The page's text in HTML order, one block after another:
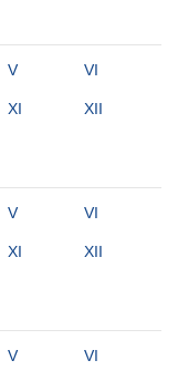
V VI
XI XII
V VI
XI XII
V VI